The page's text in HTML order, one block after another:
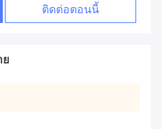
ติดต่อตอนนี้
ย